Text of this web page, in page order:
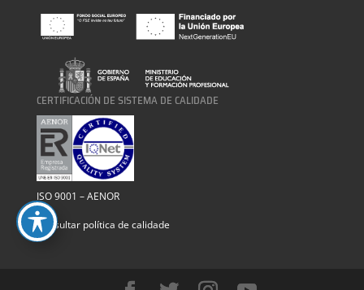
CERTIFICACIÓN DE SISTEMA DE CALIDADE
ISO 9001 – AENOR
Consultar política de calidade